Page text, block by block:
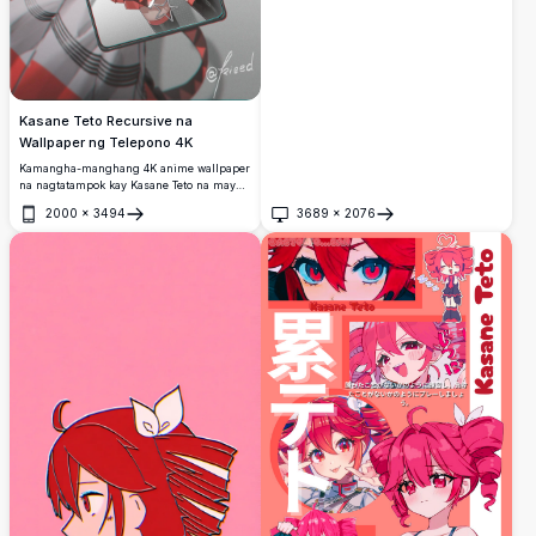
Kasane Teto Recursive na
Wallpaper ng Telepono 4K
Kamangha-manghang 4K anime wallpaper
na nagtatampok kay Kasane Teto na may
kanya sa isang walang katapusang
recursive na loop. Mataas na resolusyong
2000 × 3494
Buksan
3689 × 2076
Buksan